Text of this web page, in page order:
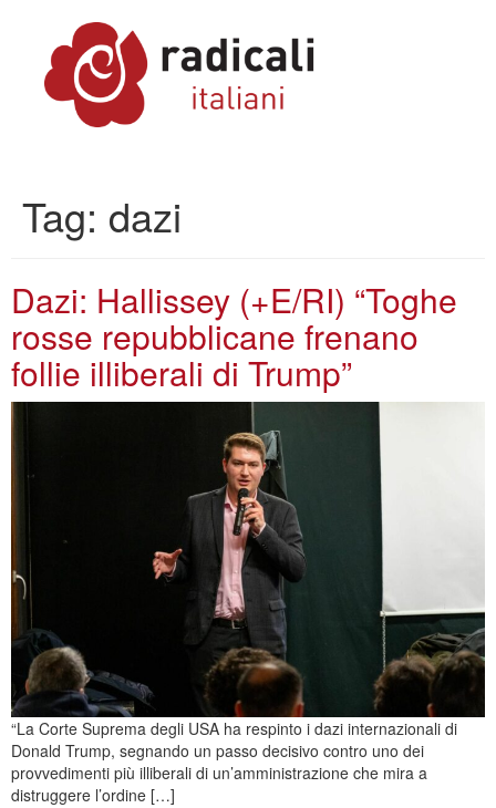
Tag: dazi
Dazi: Hallissey (+E/RI) “Toghe
rosse repubblicane frenano
follie illiberali di Trump”
“La Corte Suprema degli USA ha respinto i dazi internazionali di
Donald Trump, segnando un passo decisivo contro uno dei
provvedimenti più illiberali di un’amministrazione che mira a
distruggere l’ordine […]